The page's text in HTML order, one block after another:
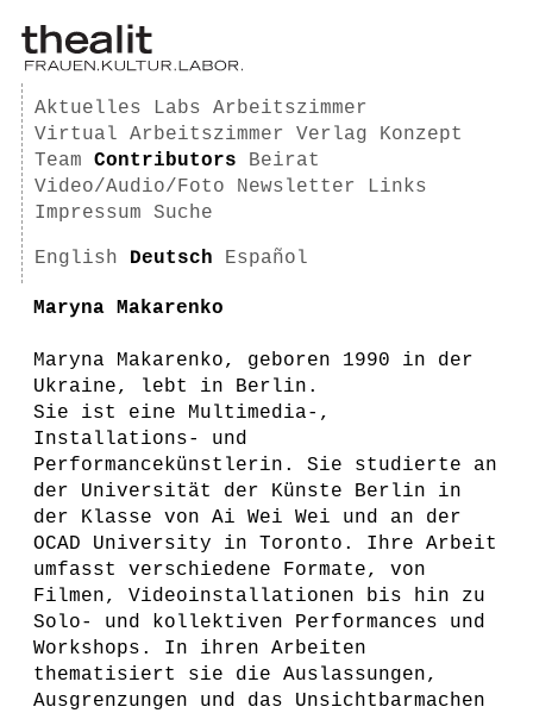
Aktuelles Labs
Arbeitszimmer
Virtual Arbeitszimmer
Verlag
Konzept
Team
Contributors
Beirat
Video/Audio/Foto
Newsletter
Links
Impressum
Suche
English Deutsch Español
Maryna Makarenko
Maryna Makarenko, geboren 1990 in der
Ukraine, lebt in Berlin.
Sie ist eine Multimedia-,
Installations- und
Performancekünstlerin. Sie studierte an
der Universität der Künste Berlin in
der Klasse von Ai Wei Wei und an der
OCAD University in Toronto. Ihre Arbeit
umfasst verschiedene Formate, von
Filmen, Videoinstallationen bis hin zu
Solo- und kollektiven Performances und
Workshops. In ihren Arbeiten
thematisiert sie die Auslassungen,
Ausgrenzungen und das Unsichtbarmachen